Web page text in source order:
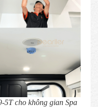
5T cho không gian Spa